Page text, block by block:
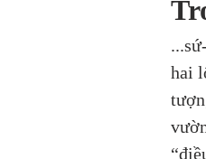
hai
“